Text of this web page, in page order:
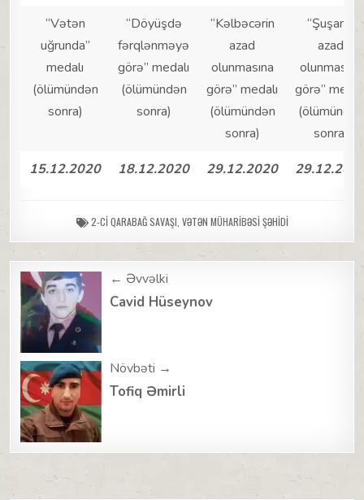
“Vətən
uğrunda”
medalı
(ölümündən
sonra)
“Döyüşdə
fərqlənməyə
görə” medalı
(ölümündən
sonra)
“Kəlbəcərin
azad
olunmasına
görə” medalı
(ölümündən
sonra)
“Şuşanın
azad
olunmasına
görə”
(ölümündən
sonra)
15.12.2020
18.12.2020 29.12.2020
2-CI QARABAĞ SAVAŞI VƏTƏN MÜHARIBƏSI ŞƏHIDI
Post
navigation
← Əvvəlki
Cavid Hüseynov
Növbəti →
Tofiq Əmirli